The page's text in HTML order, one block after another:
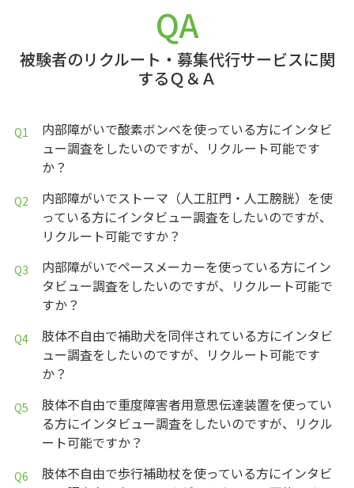
QA
被験者のリクルート・募集代行サービスに関
するＱ＆Ａ
内部障がいで酸素ボンベを使っている方にインタビ
ュー調査をしたいのですが、リクルート可能です
か？
内部障がいでストーマ（人工肛門・人工膀胱）を使
っている方にインタビュー調査をしたいのですが、
リクルート可能ですか？
内部障がいでペースメーカーを使っている方にイン
タビュー調査をしたいのですが、リクルート可能で
すか？
肢体不自由で補助犬を同伴されている方にインタビ
ュー調査をしたいのですが、リクルート可能です
か？
肢体不自由で重度障害者用意思伝達装置を使ってい
る方にインタビュー調査をしたいのですが、リクル
ート可能ですか？
肢体不自由で歩行補助杖を使っている方にインタビ